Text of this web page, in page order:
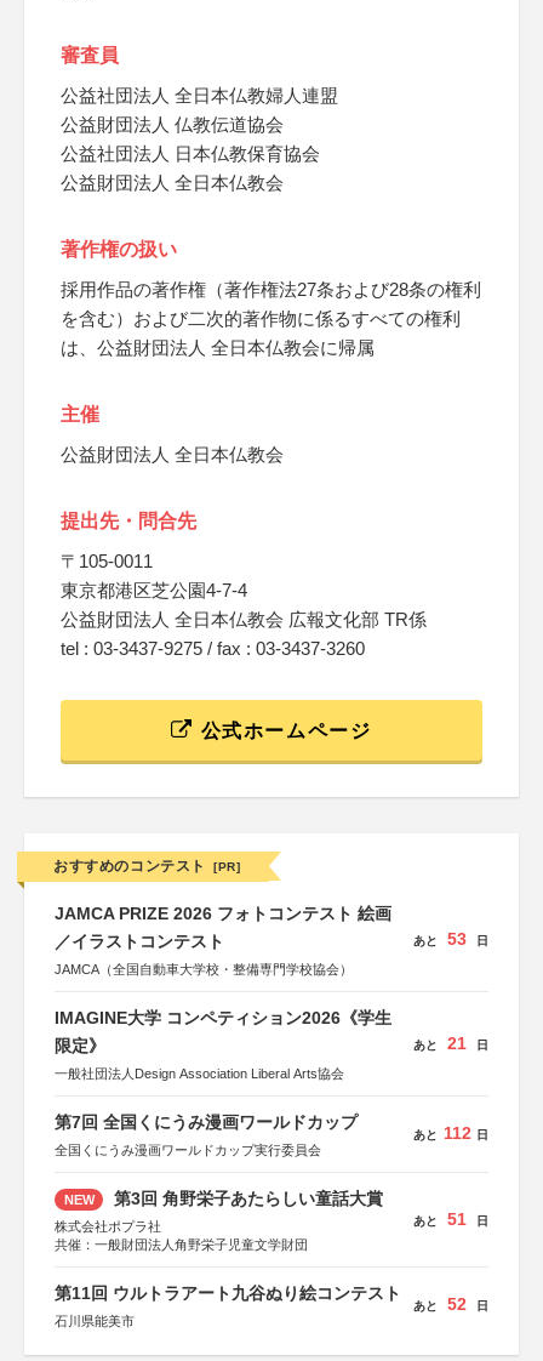
審査員
公益社団法人 全日本仏教婦人連盟
公益財団法人 仏教伝道協会
公益社団法人 日本仏教保育協会
公益財団法人 全日本仏教会
著作権の扱い
採用作品の著作権（著作権法27条および28条の権利
を含む）および二次的著作物に係るすべての権利
は、公益財団法人 全日本仏教会に帰属
主催
公益財団法人 全日本仏教会
提出先・問合先
〒105-0011
東京都港区芝公園4-7-4
公益財団法人 全日本仏教会 広報文化部 TR係
tel : 03-3437-9275 / fax : 03-3437-3260
公式ホームページ
おすすめのコンテスト [PR]
JAMCA PRIZE 2026 フォトコンテスト 絵画
／イラストコンテスト
JAMCA（全国自動車大学校・整備専門学校協会）
あと 53 日
IMAGINE大学 コンペティション2026《学生
限定》
一般社団法人Design Association Liberal Arts協会
あと 21 日
第7回 全国くにうみ漫画ワールドカップ
全国くにうみ漫画ワールドカップ実行委員会
あと 112 日
NEW 第3回 角野栄子あたらしい童話大賞
株式会社ポプラ社
共催：一般財団法人角野栄子児童文学財団
あと 51 日
第11回 ウルトラアート九谷ぬり絵コンテスト
石川県能美市
あと 52 日